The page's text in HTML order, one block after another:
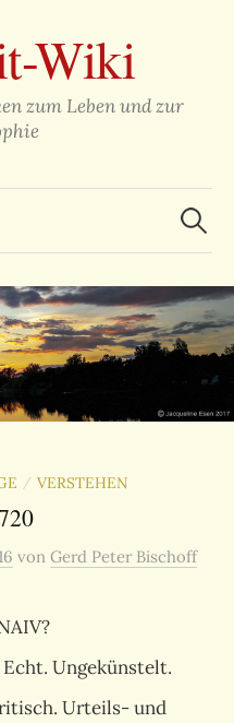
Wiki
zum Leben und zur
Suchen
nach:
/ VERSTEHEN
von Gerd Peter Bischoff
Ungekünstelt.
Urteils- und